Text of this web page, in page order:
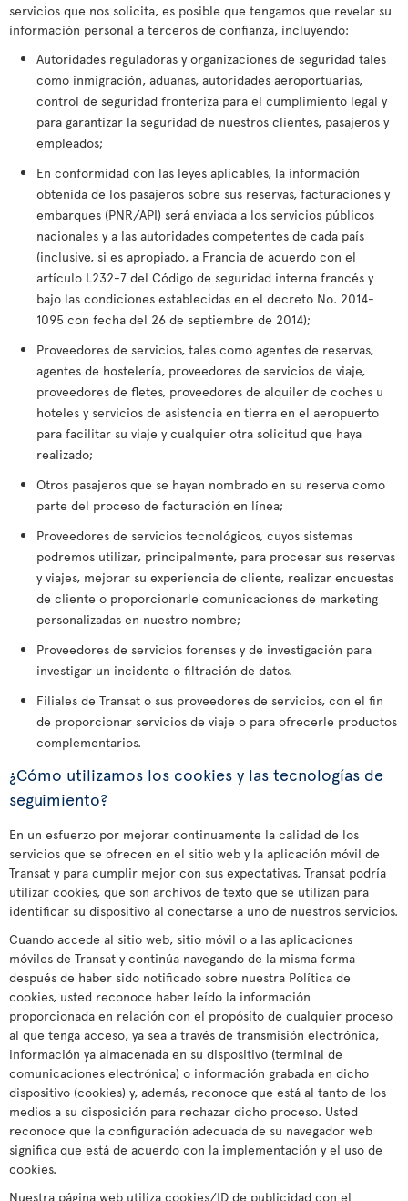
servicios que nos solicita, es posible que tengamos que revelar su
información personal a terceros de confianza, incluyendo:
Autoridades reguladoras y organizaciones de seguridad tales
como inmigración, aduanas, autoridades aeroportuarias,
control de seguridad fronteriza para el cumplimiento legal y
para garantizar la seguridad de nuestros clientes, pasajeros y
empleados;
En conformidad con las leyes aplicables, la información
obtenida de los pasajeros sobre sus reservas, facturaciones y
embarques (PNR/API) será enviada a los servicios públicos
nacionales y a las autoridades competentes de cada país
(inclusive, si es apropiado, a Francia de acuerdo con el
artículo L232-7 del Código de seguridad interna francés y
bajo las condiciones establecidas en el decreto No. 2014-
1095 con fecha del 26 de septiembre de 2014);
Proveedores de servicios, tales como agentes de reservas,
agentes de hostelería, proveedores de servicios de viaje,
proveedores de fletes, proveedores de alquiler de coches u
hoteles y servicios de asistencia en tierra en el aeropuerto
para facilitar su viaje y cualquier otra solicitud que haya
realizado;
Otros pasajeros que se hayan nombrado en su reserva como
parte del proceso de facturación en línea;
Proveedores de servicios tecnológicos, cuyos sistemas
podremos utilizar, principalmente, para procesar sus reservas
y viajes, mejorar su experiencia de cliente, realizar encuestas
de cliente o proporcionarle comunicaciones de marketing
personalizadas en nuestro nombre;
Proveedores de servicios forenses y de investigación para
investigar un incidente o filtración de datos.
Filiales de Transat o sus proveedores de servicios, con el fin
de proporcionar servicios de viaje o para ofrecerle productos
complementarios.
¿Cómo utilizamos los cookies y las tecnologías de
seguimiento?
En un esfuerzo por mejorar continuamente la calidad de los
servicios que se ofrecen en el sitio web y la aplicación móvil de
Transat y para cumplir mejor con sus expectativas, Transat podría
utilizar cookies, que son archivos de texto que se utilizan para
identificar su dispositivo al conectarse a uno de nuestros servicios.
Cuando accede al sitio web, sitio móvil o a las aplicaciones
móviles de Transat y continúa navegando de la misma forma
después de haber sido notificado sobre nuestra Política de
cookies, usted reconoce haber leído la información
proporcionada en relación con el propósito de cualquier proceso
al que tenga acceso, ya sea a través de transmisión electrónica,
información ya almacenada en su dispositivo (terminal de
comunicaciones electrónica) o información grabada en dicho
dispositivo (cookies) y, además, reconoce que está al tanto de los
medios a su disposición para rechazar dicho proceso. Usted
reconoce que la configuración adecuada de su navegador web
significa que está de acuerdo con la implementación y el uso de
cookies.
Nuestra página web utiliza cookies/ID de publicidad con el